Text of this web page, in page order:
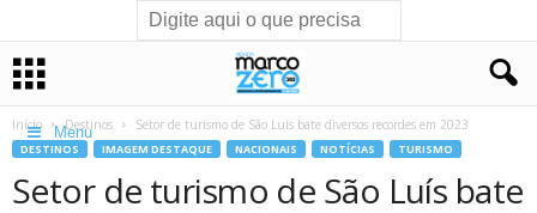
Menu
Início Destinos Setor de turismo de São Luís bate diversos recordes em 2023
DESTINOS IMAGEM DESTAQUE NACIONAIS NOTÍCIAS TURISMO
Setor de turismo de São Luís bate